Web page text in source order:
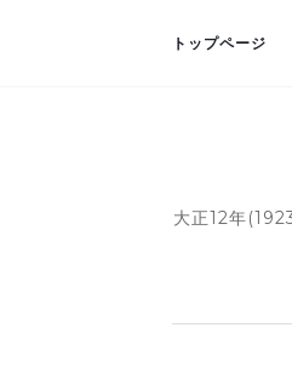
トップページ
大正12年